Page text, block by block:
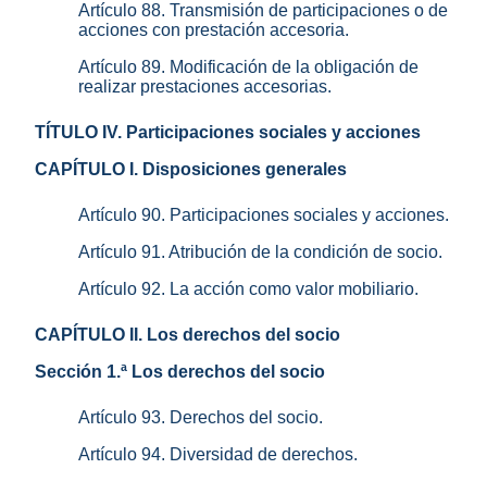
Artículo 88. Transmisión de participaciones o de
acciones con prestación accesoria.
Artículo 89. Modificación de la obligación de
realizar prestaciones accesorias.
TÍTULO IV. Participaciones sociales y acciones
CAPÍTULO I. Disposiciones generales
Artículo 90. Participaciones sociales y acciones.
Artículo 91. Atribución de la condición de socio.
Artículo 92. La acción como valor mobiliario.
CAPÍTULO II. Los derechos del socio
Sección 1.ª Los derechos del socio
Artículo 93. Derechos del socio.
Artículo 94. Diversidad de derechos.